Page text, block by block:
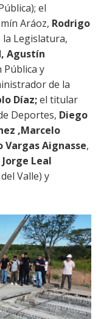
el
Aráoz, Rodrigo
Legislatura,
, Agustín
Pública y
de la
Díaz;el titular
Deportes, Diego
,Marcelo
Vargas Aignasse,
Jorge Leal
Valle) y